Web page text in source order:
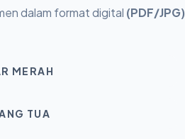
dalam format digital (PDF/JPG)
MERAH
TUA